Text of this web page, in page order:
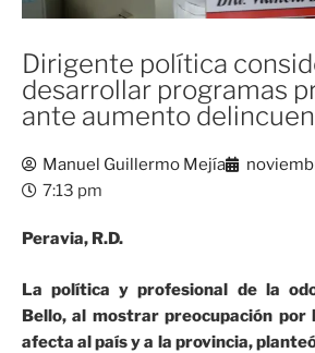
Dirigente política
desarrollar programas
ante aumento
Manuel Guillermo Mejía
7:13 pm
Peravia, R.D.
La política y profesional de la
Bello, al mostrar preocupación por
afecta al país y a la provincia,